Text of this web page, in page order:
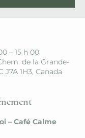
– 15 h 00
de la Grande-
J7A 1H3, Canada
– Café Calme